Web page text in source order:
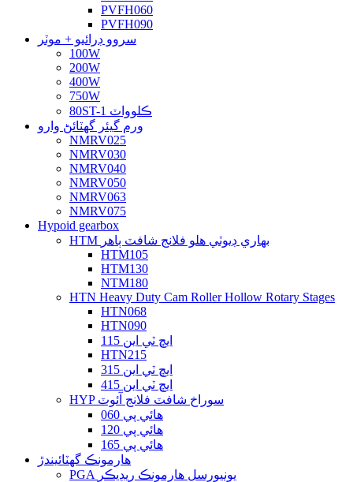
PVFH060
PVFH090
سروو ڊرائيو + موٽر
100W
200W
400W
750W
80ST-1 ڪلوواٽ
ورم گيئر گهٽائڻ وارو
NMRV025
NMRV030
NMRV040
NMRV050
NMRV063
NMRV075
Hypoid gearbox
HTM بھاري ڊيوٽي ھلو فلانج شافٽ ٻاھر
HTM105
HTM130
NTM180
HTN Heavy Duty Cam Roller Hollow Rotary Stages
HTN068
HTN090
ايڇ ٽي اين 115
HTN215
ايڇ ٽي اين 315
ايڇ ٽي اين 415
HYP سوراخ شافٽ فلانج آئوٽ
هائي پي 060
هائي پي 120
هائي پي 165
هارمونڪ گھٽائيندڙ
PGA يونيورسل هارمونڪ ريڊيڪر